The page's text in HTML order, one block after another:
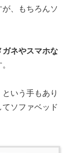
、もちろんソ
ガネやスマホな
いう手もあり
ソファベッド